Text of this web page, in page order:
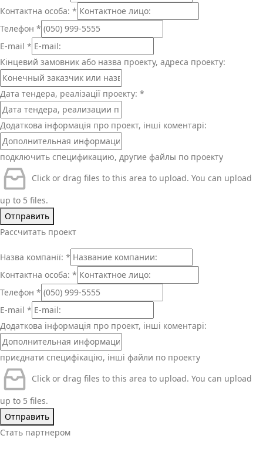
Контактна особа: *
Телефон *
E-mail *
Кінцевий замовник або назва проекту, адреса проекту:
Дата тендера, реалізації проекту: *
Додаткова інформація про проект, інші коментарі:
подключить спецификацию, другие файлы по проекту
Click or drag files to this area to upload. You can upload
up to 5 files.
Отправить
Рассчитать проект
Назва компанії: *
Контактна особа: *
Телефон *
E-mail *
Додаткова інформація про проект, інші коментарі:
приєднати специфікацію, інші файли по проекту
Click or drag files to this area to upload. You can upload
up to 5 files.
Отправить
Стать партнером